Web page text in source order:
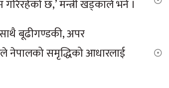
छ,’ मन्त्री खड्काले भने ।
बूढीगण्डकी, अपर
नेपालको समृद्धिको आधारलाई